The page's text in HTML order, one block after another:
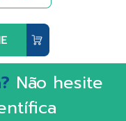
Não hesite